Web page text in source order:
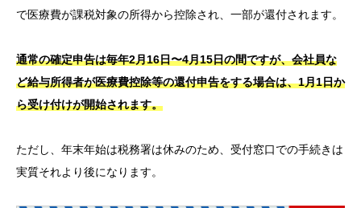
で医療費が課税対象の所得から控除され、一部が還付されます。
通常の確定申告は毎年2月16日〜4月15日の間ですが、会社員な
ど給与所得者が医療費控除等の還付申告をする場合は、1月1日か
ら受け付けが開始されます。
ただし、年末年始は税務署は休みのため、受付窓口での手続きは
実質それより後になります。